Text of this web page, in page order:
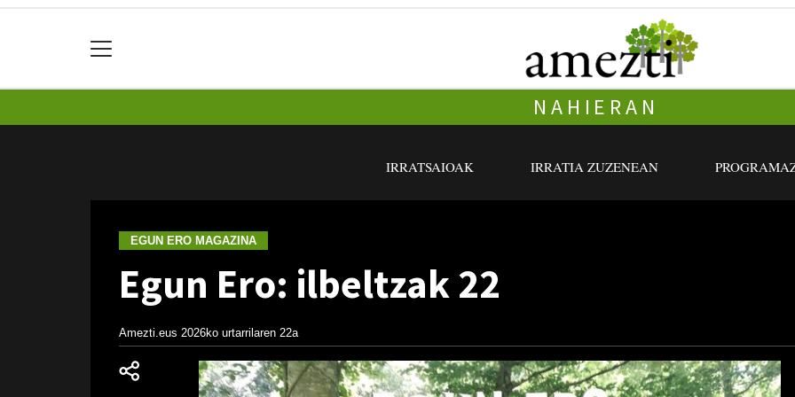
NAHIERAN
IRRATSAIOAK IRRATIA ZUZENEAN
EGUN ERO MAGAZINA
Egun Ero: ilbeltzak 22
Amezti.eus 2026ko urtarrilaren 22a